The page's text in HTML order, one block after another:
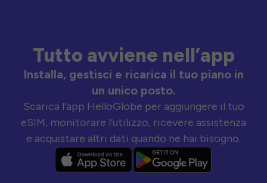
Tutto avviene nell’app
Installa, gestisci e ricarica il tuo piano in
un unico posto.
Scarica l’app HelloGlobe per aggiungere il tuo
eSIM, monitorare l’utilizzo, ricevere assistenza
e acquistare altri dati quando ne hai bisogno.